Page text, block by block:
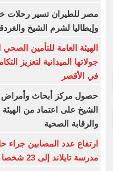
مصر للطيران تسير رحلات
وإيطاليا لشرم الشيخ
الهيئة العامة للتأمين
جولاتها الميدانية لتعزيز
في الأقصر
حصول مركز أبحاث وأمراض
الشيخ على اعتماد من الهيئة
والرقابة الصحية
ارتفاع عدد المصابين جراء
مدرسة تايلاند إلى 23 شخصا